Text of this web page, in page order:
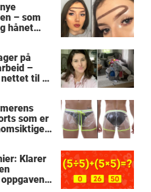
– som
hånet
på
–
nettet til å
som er
Klarer